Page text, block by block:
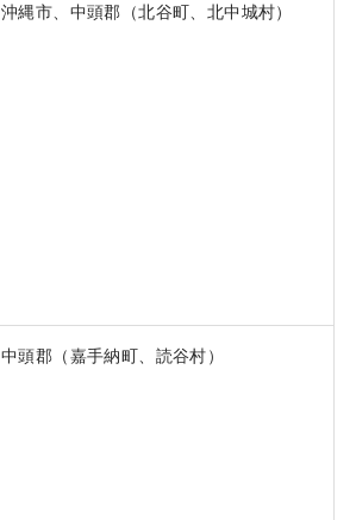
沖縄市、中頭郡（北谷町、北中城村）
中頭郡（嘉手納町、読谷村）